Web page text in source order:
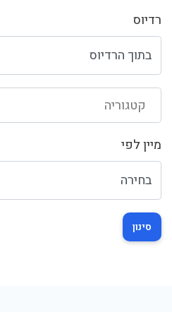
רדיוס
קטגוריה
מיין לפי
סינון